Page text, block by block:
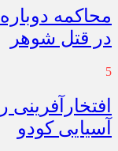
محاکمه
در قتل شوهر
5
افتخارآفرینی
آسیایی کودو